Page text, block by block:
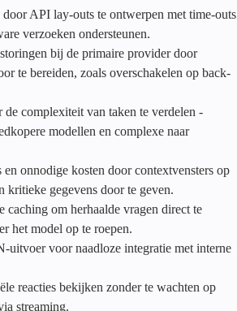
API lay-outs te ontwerpen met time-outs
verzoeken ondersteunen.
bij de primaire provider door
te bereiden, zoals overschakelen op back-
de complexiteit van taken te verdelen -
modellen en complexe naar
onnodige kosten door contextvensters op
kritieke gegevens door te geven.
caching om herhaalde vragen direct te
het model op te roepen.
uitvoer voor naadloze integratie met interne
reacties bekijken zonder te wachten op
streaming.